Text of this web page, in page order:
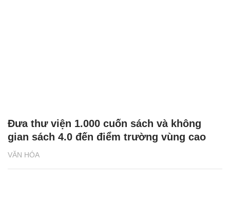
VĂN HÓA
Đưa thư viện 1.000 cuốn sách và không
gian sách 4.0 đến điểm trường vùng cao